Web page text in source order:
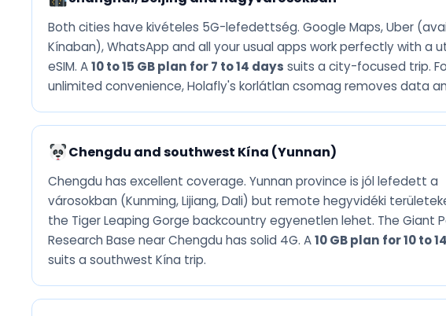
Both cities have kivételes 5G-lefedettség. Google Maps, Uber
Kínaban), WhatsApp and all your usual apps work perfectly with a
eSIM. A10 to 15 GB plan for 7 to 14 days suits a city-focused trip.
unlimited convenience, Holafly's korlátlan csomag removes data
Chengdu and southwest Kína (Yunnan)
Chengdu has excellent coverage. Yunnan province is jól lefedett a
városokban (Kunming, Lijiang, Dali) but remote hegyvidéki
the Tiger Leaping Gorge backcountry egyenetlen lehet. The Giant
Research Base near Chengdu has solid 4G. A10 GB plan for 10 to
suits a southwest Kína trip.